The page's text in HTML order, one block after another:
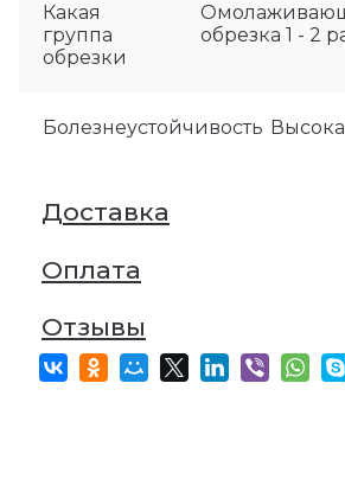
Какая
группа
обрезки
обрезка 1 - 2
Болезнеустойчивость
Доставка
Оплата
Отзывы